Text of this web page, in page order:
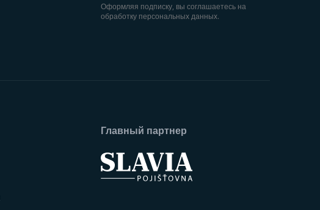
Оформляя подписку, вы соглашаетесь на
обработку персональных данных.
Главный партнер